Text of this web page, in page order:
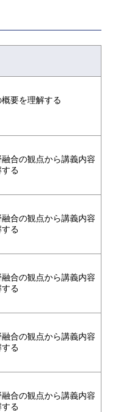
要を理解する
合の観点から講義内容
する
合の観点から講義内容
する
合の観点から講義内容
する
合の観点から講義内容
する
合の観点から講義内容
する